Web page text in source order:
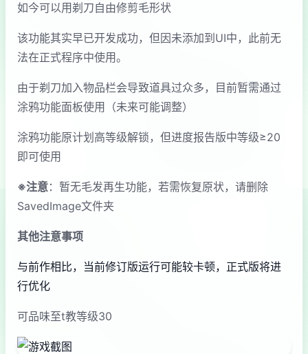
如今可以用剃刀自由修剪毛形状
该功能其实早已开发成功，但因未添加到UI中，此前无
法在正式程序中使用。
由于剃刀加入物品栏会导致道具过众多，目前暂需通过
涂鸦功能面板使用（未来可能调整）
涂鸦功能原计划高等级解锁，但进度报告版中等级≥20
即可使用
※注意：暂无毛发再生功能，若需恢复原状，请删除
SavedImage文件夹
其他注意事项
与前作相比，当前修订版运行可能较卡顿，正式版将进
行优化
可品味至t教等级30